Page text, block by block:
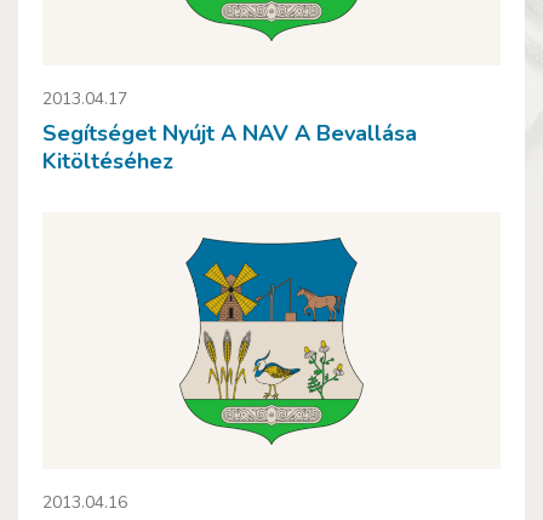
2013.04.17
Segítséget Nyújt A NAV A Bevallása
Kitöltéséhez
2013.04.16